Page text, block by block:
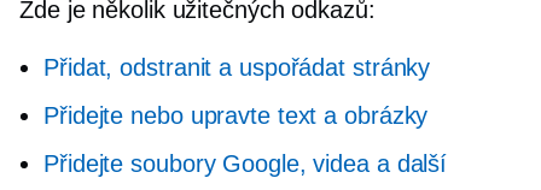
Zde je několik užitečných odkazů:
Přidat, odstranit a uspořádat stránky
Přidejte nebo upravte text a obrázky
Přidejte soubory Google, videa a další